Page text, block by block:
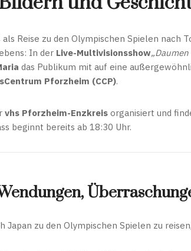
als Reise zu den Olympischen Spielen
In der Live-Multivisionsshow
das Publikum mit auf eine
Pforzheim (CCP).
vhs Pforzheim-Enzkreis organisiert und
beginnt bereits ab 18:30 Uhr.
Japan zu den Olympischen Spielen zu